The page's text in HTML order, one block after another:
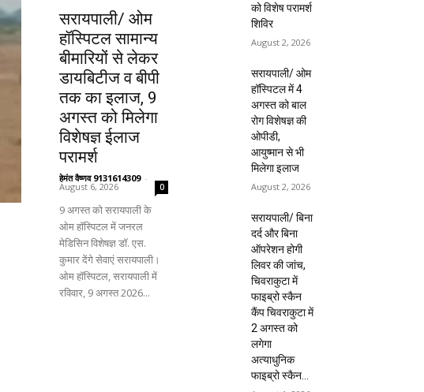
सरायपाली/ ओम
हॉस्पिटल सामान्य
बीमारियों से लेकर
डायबिटीज व बीपी
तक का इलाज, 9
अगस्त को मिलेगा
विशेषज्ञ ईलाज
परामर्श
हेमंत वैष्णव 9131614309 -
August 6, 2026 0
9 अगस्त को सरायपाली के
ओम हॉस्पिटल में जनरल
मेडिसिन विशेषज्ञ डॉ. एस.
कुमार देंगे सेवाएं सरायपाली।
ओम हॉस्पिटल, सरायपाली में
रविवार, 9 अगस्त 2026...
को विशेष परामर्श
शिविर
August 2, 2026
सरायपाली/ ओम
हॉस्पिटल में 4
अगस्त को बाल
रोग विशेषज्ञ की
ओपीडी,
आयुष्मान से भी
मिलेगा इलाज
August 2, 2026
सरायपाली/ बिना
दर्द और बिना
ऑपरेशन होगी
लिवर की जांच,
चिवराकुटा में
फाइब्रो स्कैन
कैंप चिवराकुटा में
2 अगस्त को
लगेगा
अत्याधुनिक
फाइब्रो स्कैन...